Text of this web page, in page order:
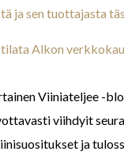
ja sen tuottajasta
Alkon
Viiniateljee -
viihdyit
ja